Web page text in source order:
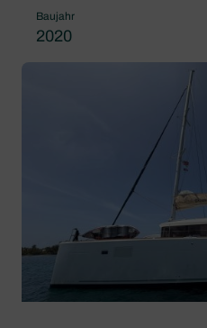
Baujahr
2020